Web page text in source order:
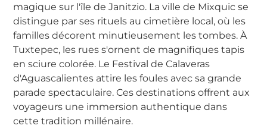
magique sur l'île de Janitzio. La ville de Mixquic se
distingue par ses rituels au cimetière local, où les
familles décorent minutieusement les tombes. À
Tuxtepec, les rues s'ornent de magnifiques tapis
en sciure colorée. Le Festival de Calaveras
d'Aguascalientes attire les foules avec sa grande
parade spectaculaire. Ces destinations offrent aux
voyageurs une immersion authentique dans
cette tradition millénaire.